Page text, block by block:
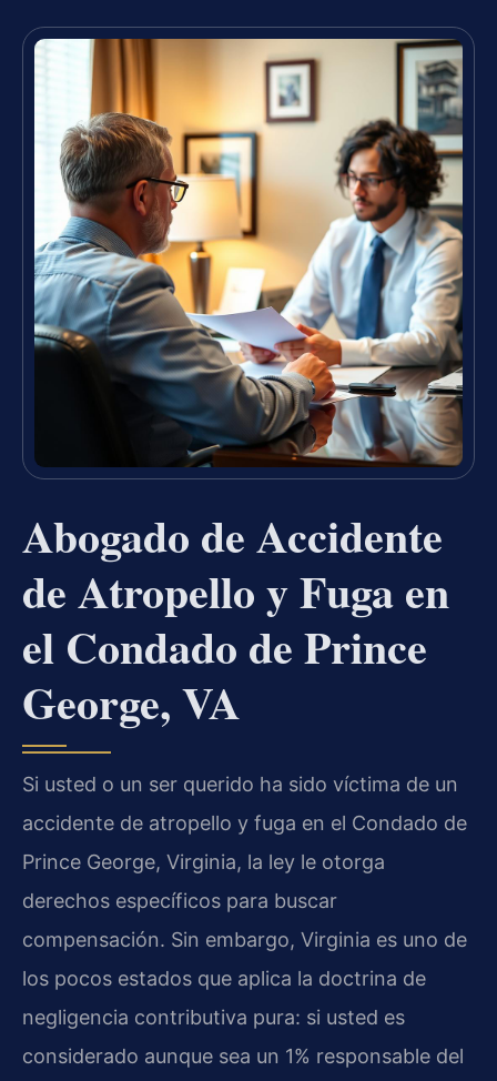
Abogado de Accidente
de Atropello y Fuga en
el Condado de Prince
George, VA
Si usted o un ser querido ha sido víctima de un
accidente de atropello y fuga en el Condado de
Prince George, Virginia, la ley le otorga
derechos específicos para buscar
compensación. Sin embargo, Virginia es uno de
los pocos estados que aplica la doctrina de
negligencia contributiva pura: si usted es
considerado aunque sea un 1% responsable del